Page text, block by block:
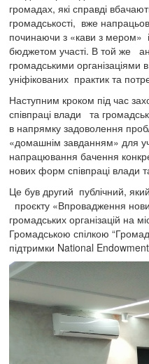
громадах, які справді
громадськості, вже
починаючи з «кави з мером»
бюджетом участі. В той же
громадськими організаціями
уніфікованих практик та
Наступним кроком під час
співпраці влади та
в напрямку задоволення
«домашнім завданням» для
напрацювання бачення
нових форм співпраці влади
Це був другий публічний,
проєкту «Впровадження
громадських організацій на
Громадською спілкою
підтримки National